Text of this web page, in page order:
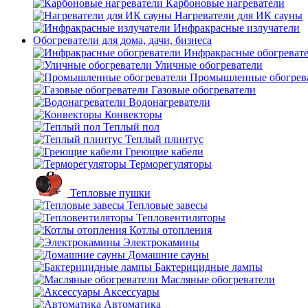
Карбоновые нагреватели
Нагреватели для ИК сауны
Инфракрасные излучатели
Обогреватели для дома, дачи, бизнеса
Инфракрасные
Уличные обогреватели
Промышленные
Газовые обогреватели
Водонагреватели
Конвекторы
Теплый пол
Теплый плинтус
Греющие кабели
Терморегуляторы
Тепловые пушки
Тепловые завесы
Тепловентиляторы
Котлы отопления
Электрокамины
Домашние сауны
Бактерицидные лампы
Масляные обогреватели
Аксессуары
Автоматика